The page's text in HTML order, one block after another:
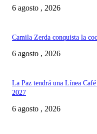
6 agosto , 2026
Camila Zerda conquista la
6 agosto , 2026
La Paz tendrá una Línea
2027
6 agosto , 2026